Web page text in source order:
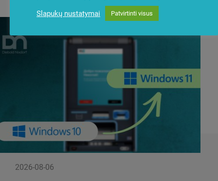
2026-08-06
Slapukų nustatymai Patvirtinti visus